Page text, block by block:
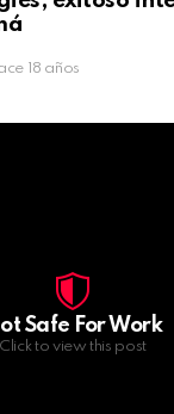
18 años
Safe For Work
Click to view this post